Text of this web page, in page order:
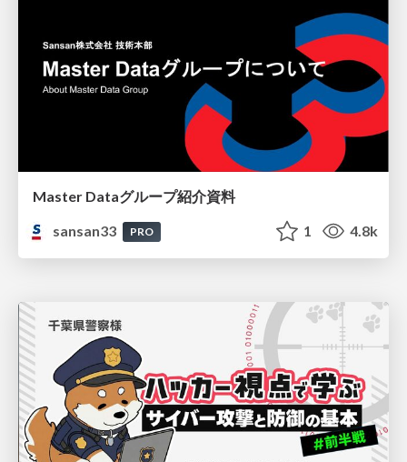
Master Dataグループ紹介資料
sansan33
PRO 1 4.8k